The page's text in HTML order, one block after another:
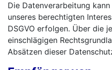
Die Datenverarbeitung
unseres berechtigten
DSGVO erfolgen. Über die
einschlägigen
Absätzen dieser